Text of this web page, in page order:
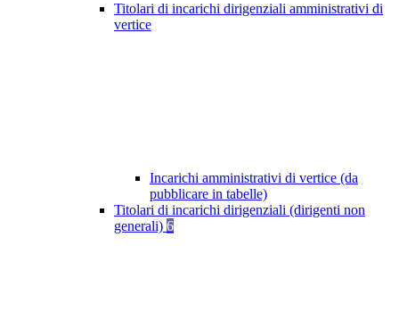
Titolari di incarichi dirigenziali amministrativi di
vertice
Incarichi amministrativi di vertice (da
pubblicare in tabelle)
Titolari di incarichi dirigenziali (dirigenti non
generali) 6